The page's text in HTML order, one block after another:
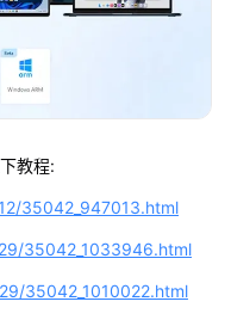
教程:
35042_947013.html
35042_1033946.html
35042_1010022.html